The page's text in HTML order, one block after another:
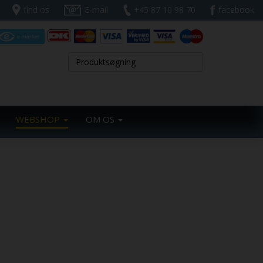
find os E-mail +45 87 10 98 70 facebook
WEBSHOP OM OS